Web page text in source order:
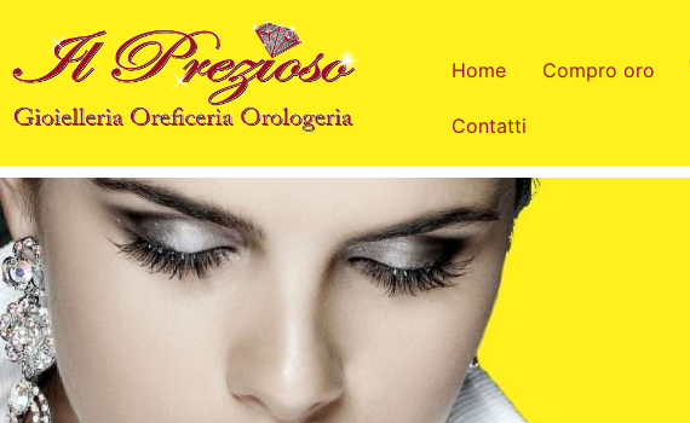
contenuto
Home Compro oro
Contatti